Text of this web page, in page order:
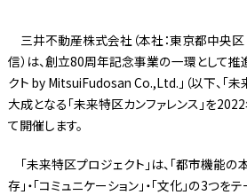
三井不動産株式会社（本社：東京都中央
信）は、創立80周年記念事業の一環として推
クト by MitsuiFudosan Co.,Ltd.」（以下、「未
大成となる「未来特区カンファレンス」を
て開催します。
「未来特区プロジェクト」は、「都市機能の
存」・「コミュニケーション」・「文化」の3つ